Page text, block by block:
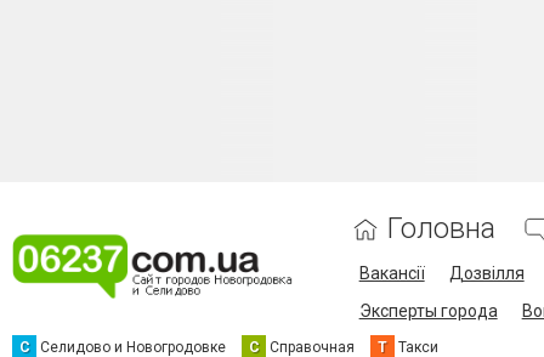
Головна
Вакансії Дозвілля
Эксперты города
С Селидово и Новогродовке С Справочная Т Такси